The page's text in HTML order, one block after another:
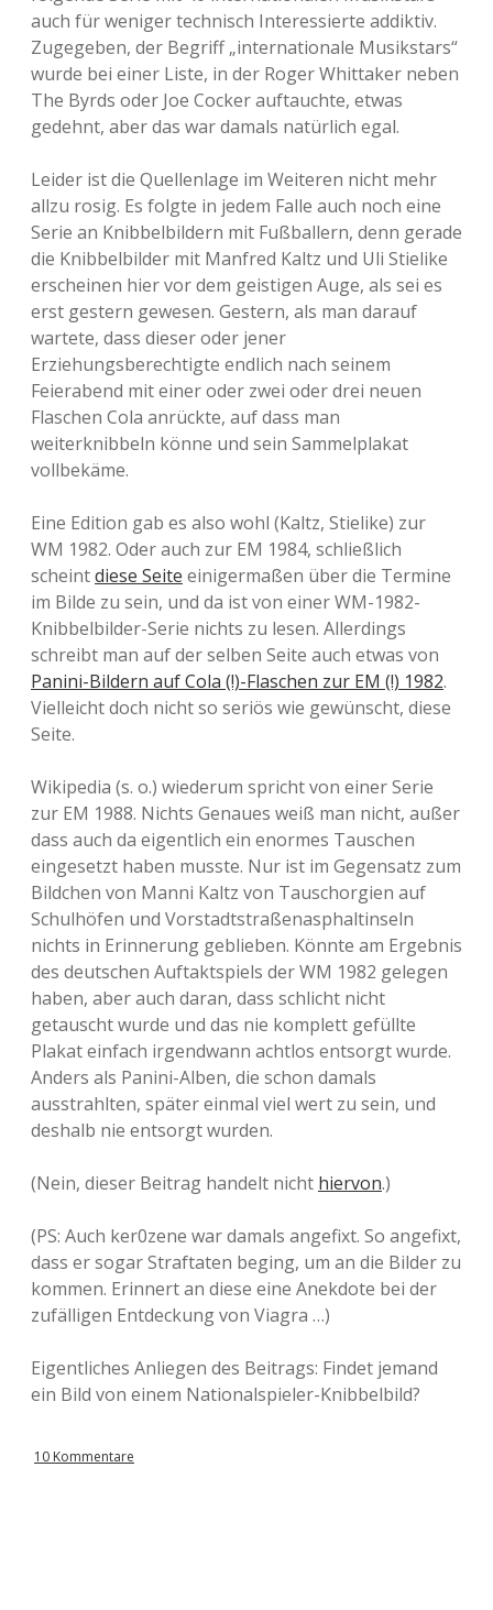
auch für weniger technisch Interessierte addiktiv.
Zugegeben, der Begriff „internationale Musikstars“
wurde bei einer Liste, in der Roger Whittaker neben
The Byrds oder Joe Cocker auftauchte, etwas
gedehnt, aber das war damals natürlich egal.
Leider ist die Quellenlage im Weiteren nicht mehr
allzu rosig. Es folgte in jedem Falle auch noch eine
Serie an Knibbelbildern mit Fußballern, denn gerade
die Knibbelbilder mit Manfred Kaltz und Uli Stielike
erscheinen hier vor dem geistigen Auge, als sei es
erst gestern gewesen. Gestern, als man darauf
wartete, dass dieser oder jener
Erziehungsberechtigte endlich nach seinem
Feierabend mit einer oder zwei oder drei neuen
Flaschen Cola anrückte, auf dass man
weiterknibbeln könne und sein Sammelplakat
vollbekäme.
Eine Edition gab es also wohl (Kaltz, Stielike) zur
WM 1982. Oder auch zur EM 1984, schließlich
scheintdiese Seite einigermaßen über die Termine
im Bilde zu sein, und da ist von einer WM-1982-
Knibbelbilder-Serie nichts zu lesen. Allerdings
schreibt man auf der selben Seite auch etwas von
Panini-Bildern auf Cola (!)-Flaschen zur EM (!) 1982.
Vielleicht doch nicht so seriös wie gewünscht, diese
Seite.
Wikipedia (s. o.) wiederum spricht von einer Serie
zur EM 1988. Nichts Genaues weiß man nicht, außer
dass auch da eigentlich ein enormes Tauschen
eingesetzt haben musste. Nur ist im Gegensatz zum
Bildchen von Manni Kaltz von Tauschorgien auf
Schulhöfen und Vorstadtstraßenasphaltinseln
nichts in Erinnerung geblieben. Könnte am Ergebnis
des deutschen Auftaktspiels der WM 1982 gelegen
haben, aber auch daran, dass schlicht nicht
getauscht wurde und das nie komplett gefüllte
Plakat einfach irgendwann achtlos entsorgt wurde.
Anders als Panini-Alben, die schon damals
ausstrahlten, später einmal viel wert zu sein, und
deshalb nie entsorgt wurden.
(Nein, dieser Beitrag handelt nicht hiervon.)
(PS: Auch ker0zene war damals angefixt. So angefixt,
dass er sogar Straftaten beging, um an die Bilder zu
kommen. Erinnert an diese eine Anekdote bei der
zufälligen Entdeckung von Viagra …)
Eigentliches Anliegen des Beitrags: Findet jemand
ein Bild von einem Nationalspieler-Knibbelbild?
10 Kommentare